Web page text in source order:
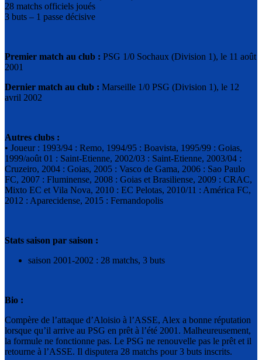
28 matchs officiels joués
3 buts – 1 passe décisive
Premier match au club : PSG 1/0 Sochaux (Division 1), le 11 août
2001
Dernier match au club : Marseille 1/0 PSG (Division 1), le 12
avril 2002
Autres clubs :
• Joueur : 1993/94 : Remo, 1994/95 : Boavista, 1995/99 : Goias,
1999/août 01 : Saint-Etienne, 2002/03 : Saint-Etienne, 2003/04 :
Cruzeiro, 2004 : Goias, 2005 : Vasco de Gama, 2006 : Sao Paulo
FC, 2007 : Fluminense, 2008 : Goias et Brasiliense, 2009 : CRAC,
Mixto EC et Vila Nova, 2010 : EC Pelotas, 2010/11 : América FC,
2012 : Aparecidense, 2015 : Fernandopolis
Stats saison par saison :
saison 2001-2002 : 28 matchs, 3 buts
Bio :
Compère de l’attaque d’Aloisio à l’ASSE, Alex a bonne réputation
lorsque qu’il arrive au PSG en prêt à l’été 2001. Malheureusement,
la formule ne fonctionne pas. Le PSG ne renouvelle pas le prêt et il
retourne à l’ASSE. Il disputera 28 matchs pour 3 buts inscrits.